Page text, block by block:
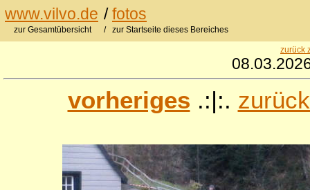
www.vilvo.de /fotos
zur Gesamtübersicht / zur Startseite dieses Bereiches
zurück
vorheriges .:|:.